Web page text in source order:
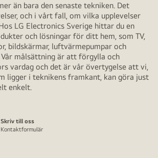
än bara den senaste tekniken. Det
och i vårt fall, om vilka upplevelser
LG Electronics Sverige hittar du en
och lösningar för ditt hem, som TV,
bildskärmar, luftvärmepumpar och
målsättning är att förgylla och
vardag och det är vår övertygelse att vi,
ligger i teknikens framkant, kan göra just
enkelt.
Skriv till oss
Kontaktformulär